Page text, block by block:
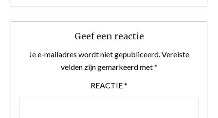
Geef een reactie
Je e-mailadres wordt niet gepubliceerd. Vereiste
velden zijn gemarkeerd met*
REACTIE*